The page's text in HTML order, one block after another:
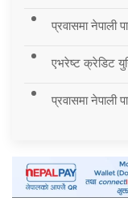
प्रवासमा नेपाली
एभरेष्ट क्रेडिट
प्रवासमा नेपाली